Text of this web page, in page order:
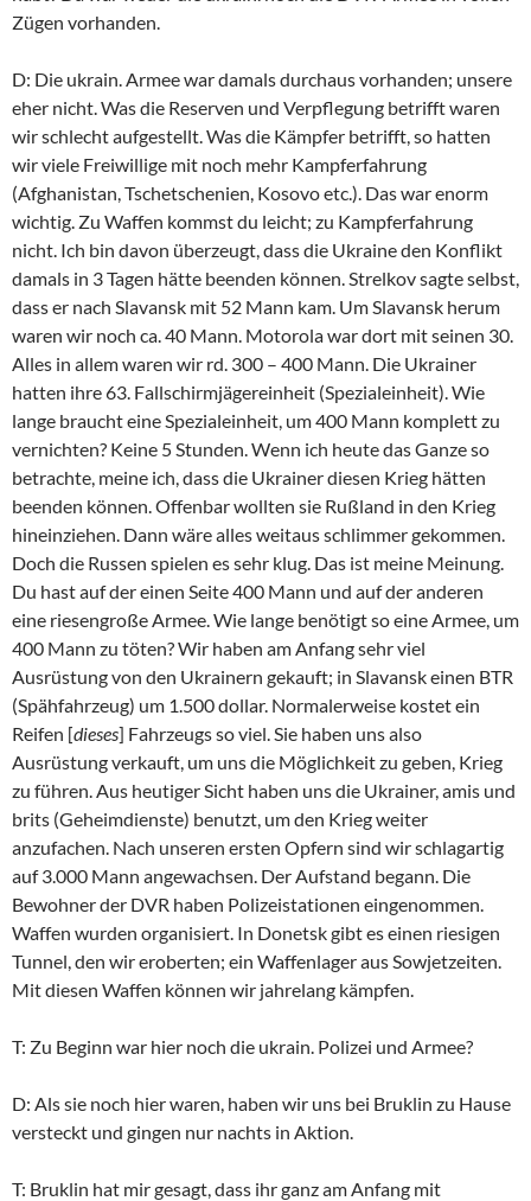
Zügen vorhanden.
D: Die ukrain. Armee war damals durchaus vorhanden; unsere
eher nicht. Was die Reserven und Verpflegung betrifft waren
wir schlecht aufgestellt. Was die Kämpfer betrifft, so hatten
wir viele Freiwillige mit noch mehr Kampferfahrung
(Afghanistan, Tschetschenien, Kosovo etc.). Das war enorm
wichtig. Zu Waffen kommst du leicht; zu Kampferfahrung
nicht. Ich bin davon überzeugt, dass die Ukraine den Konflikt
damals in 3 Tagen hätte beenden können. Strelkov sagte selbst,
dass er nach Slavansk mit 52 Mann kam. Um Slavansk herum
waren wir noch ca. 40 Mann. Motorola war dort mit seinen 30.
Alles in allem waren wir rd. 300 – 400 Mann. Die Ukrainer
hatten ihre 63. Fallschirmjägereinheit (Spezialeinheit). Wie
lange braucht eine Spezialeinheit, um 400 Mann komplett zu
vernichten? Keine 5 Stunden. Wenn ich heute das Ganze so
betrachte, meine ich, dass die Ukrainer diesen Krieg hätten
beenden können. Offenbar wollten sie Rußland in den Krieg
hineinziehen. Dann wäre alles weitaus schlimmer gekommen.
Doch die Russen spielen es sehr klug. Das ist meine Meinung.
Du hast auf der einen Seite 400 Mann und auf der anderen
eine riesengroße Armee. Wie lange benötigt so eine Armee, um
400 Mann zu töten? Wir haben am Anfang sehr viel
Ausrüstung von den Ukrainern gekauft; in Slavansk einen BTR
(Spähfahrzeug) um 1.500 dollar. Normalerweise kostet ein
Reifen [dieses] Fahrzeugs so viel. Sie haben uns also
Ausrüstung verkauft, um uns die Möglichkeit zu geben, Krieg
zu führen. Aus heutiger Sicht haben uns die Ukrainer, amis und
brits (Geheimdienste) benutzt, um den Krieg weiter
anzufachen. Nach unseren ersten Opfern sind wir schlagartig
auf 3.000 Mann angewachsen. Der Aufstand begann. Die
Bewohner der DVR haben Polizeistationen eingenommen.
Waffen wurden organisiert. In Donetsk gibt es einen riesigen
Tunnel, den wir eroberten; ein Waffenlager aus Sowjetzeiten.
Mit diesen Waffen können wir jahrelang kämpfen.
T: Zu Beginn war hier noch die ukrain. Polizei und Armee?
D: Als sie noch hier waren, haben wir uns bei Bruklin zu Hause
versteckt und gingen nur nachts in Aktion.
T: Bruklin hat mir gesagt, dass ihr ganz am Anfang mit